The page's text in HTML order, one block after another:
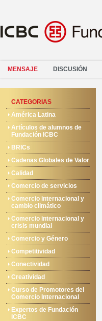
MENSAJE DISCUSIÓN
CATEGORIAS
América Latina
Artículos de alumnos de
Fundación ICBC
BRICs
Cadenas Globales de Valor
Calidad
Comercio de servicios
Comercio internacional y
cambio climático
Comercio internacional y
crisis mundial
Comercio y Género
Competitividad
Conectividad
Creatividad
Curso de Promotores del
Comercio Internacional
Expertos de Fundación
ICBC